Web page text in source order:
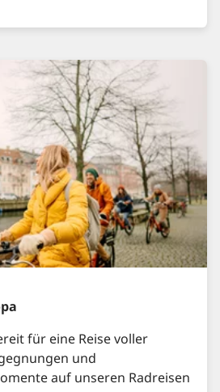
für eine Reise voller
und
auf unseren Radreisen